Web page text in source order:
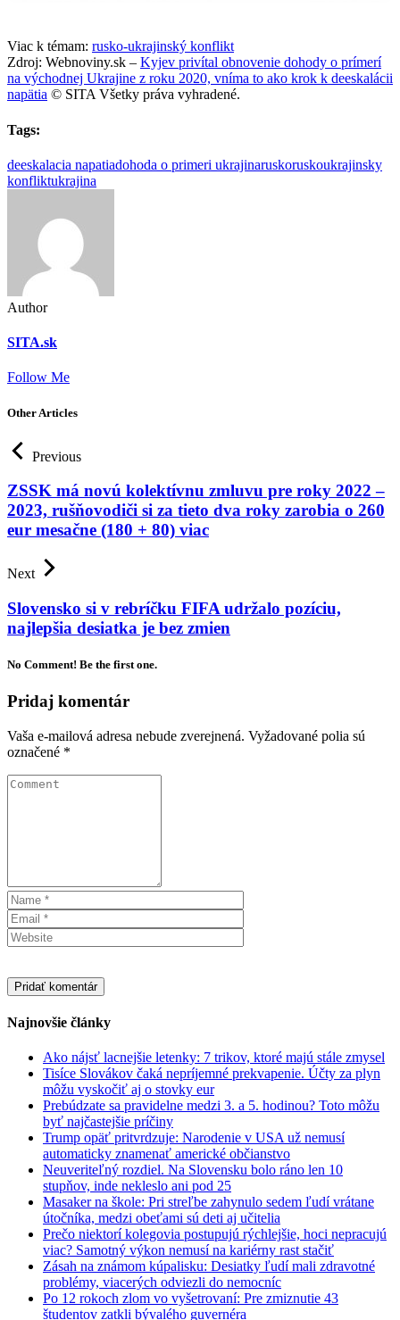
Viac k témam: rusko-ukrajinský konflikt
Zdroj: Webnoviny.sk – Kyjev privítal obnovenie dohody o prímerí
na východnej Ukrajine z roku 2020, vníma to ako krok k deeskalácii
napätia © SITA Všetky práva vyhradené.
Tags:
deeskalacia napatiadohoda o primeri ukrajinaruskoruskoukrajinsky
konfliktukrajina
Author
SITA.sk
Follow Me
Other Articles
Previous
ZSSK má novú kolektívnu zmluvu pre roky 2022 –
2023, rušňovodiči si za tieto dva roky zarobia o 260
eur mesačne (180 + 80) viac
Next
Slovensko si v rebríčku FIFA udržalo pozíciu,
najlepšia desiatka je bez zmien
No Comment! Be the first one.
Pridaj komentár
Vaša e-mailová adresa nebude zverejnená. Vyžadované polia sú
označené *
Najnovšie články
Ako nájsť lacnejšie letenky: 7 trikov, ktoré majú stále zmysel
Tisíce Slovákov čaká nepríjemné prekvapenie. Účty za plyn
môžu vyskočiť aj o stovky eur
Prebúdzate sa pravidelne medzi 3. a 5. hodinou? Toto môžu
byť najčastejšie príčiny
Trump opäť pritvrdzuje: Narodenie v USA už nemusí
automaticky znamenať americké občianstvo
Neuveriteľný rozdiel. Na Slovensku bolo ráno len 10
stupňov, inde nekleslo ani pod 25
Masaker na škole: Pri streľbe zahynulo sedem ľudí vrátane
útočníka, medzi obeťami sú deti aj učitelia
Prečo niektorí kolegovia postupujú rýchlejšie, hoci nepracujú
viac? Samotný výkon nemusí na kariérny rast stačiť
Zásah na známom kúpalisku: Desiatky ľudí mali zdravotné
problémy, viacerých odviezli do nemocníc
Po 12 rokoch zlom vo vyšetrovaní: Pre zmiznutie 43
študentov zatkli bývalého guvernéra